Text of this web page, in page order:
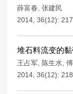
薛富春 张建民
2014, 36(12):
堆石料流变的
王占军 陈生水
2014, 36(12):